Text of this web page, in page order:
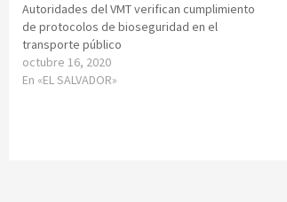
Autoridades del VMT verifican cumplimiento
de protocolos de bioseguridad en el
transporte público
octubre 16, 2020
En «EL SALVADOR»